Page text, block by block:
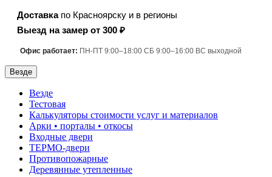
Доставкапо Красноярску и в регионы
Выезд на замер от 300 ₽
Офис работает: ПН-ПТ 9:00–18:00 СБ 9:00–16:00 ВС выходной
Везде
Везде
Тестовая
Калькуляторы стоимости услуг и материалов
Арки • порталы • откосы
Входные двери
ТЕРМО-двери
Противопожарные
Деревянные утепленные